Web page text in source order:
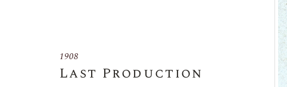
1908
Last Production